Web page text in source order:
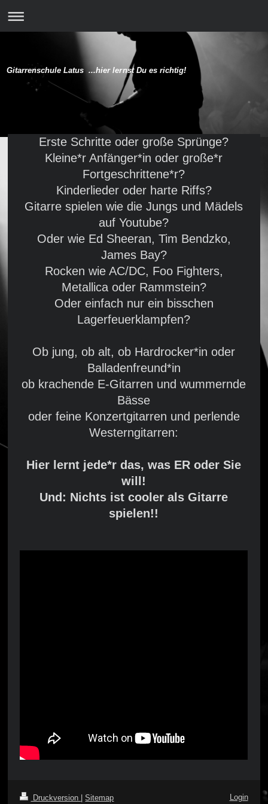
Gitarrenschule Latus ...hier lernst Du es richtig!
Erste Schritte oder große Sprünge?
Kleine*r Anfänger*in oder große*r
Fortgeschrittene*r?
Kinderlieder oder harte Riffs?
Gitarre spielen wie die Jungs und Mädels
auf Youtube?
Oder wie Ed Sheeran, Tim Bendzko,
James Bay?
Rocken wie AC/DC, Foo Fighters,
Metallica oder Rammstein?
Oder einfach nur ein bisschen
Lagerfeuerklampfen?
Ob jung, ob alt, ob Hardrocker*in oder
Balladenfreund*in
ob krachende E-Gitarren und wummernde
Bässe
oder feine Konzertgitarren und perlende
Westerngitarren:
Hier lernt jede*r das, was ER oder Sie
will!
Und: Nichts ist cooler als Gitarre
spielen!!
Druckversion Sitemap
Login